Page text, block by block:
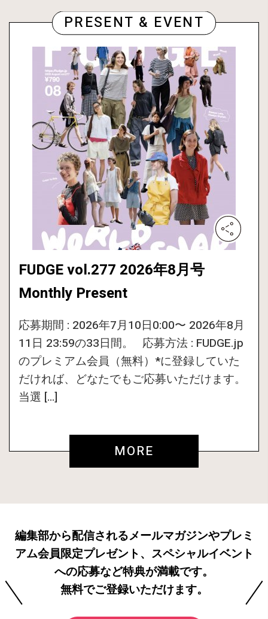
PRESENT & EVENT
FUDGE vol.277 2026年8月号
Monthly Present
応募期間 : 2026年7月10日0:00〜 2026年8月
11日 23:59の33日間。 応募方法 : FUDGE.jp
のプレミアム会員（無料）*に登録していた
だければ、どなたでもご応募いただけます。
当選 […]
MORE
編集部から配信されるメールマガジンやプレミ
アム会員限定プレゼント、スペシャルイベント
への応募など特典が満載です。
無料でご登録いただけます。